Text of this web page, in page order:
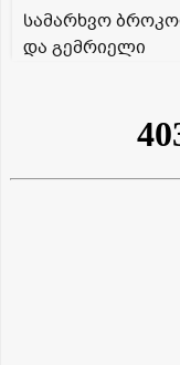
სამარხვო
და გემრიელი